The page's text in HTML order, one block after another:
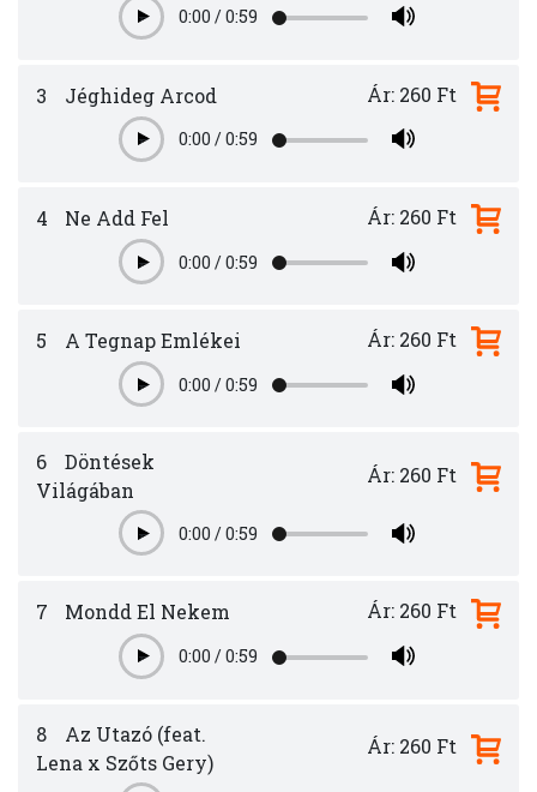
Play0:00 /0:59
3 Jéghideg Arcod
Play0:00 /0:59
Ár: 260 Ft
4 Ne Add Fel
Play0:00 /0:59
Ár: 260 Ft
5 A Tegnap Emlékei
Play0:00 /0:59
Ár: 260 Ft
6
Döntések
Világában
Play0:00 /0:59
Ár: 260 Ft
7 Mondd El Nekem
Play0:00 /0:59
Ár: 260 Ft
8
Az Utazó (feat.
Lena x Szőts Gery)
Ár: 260 Ft